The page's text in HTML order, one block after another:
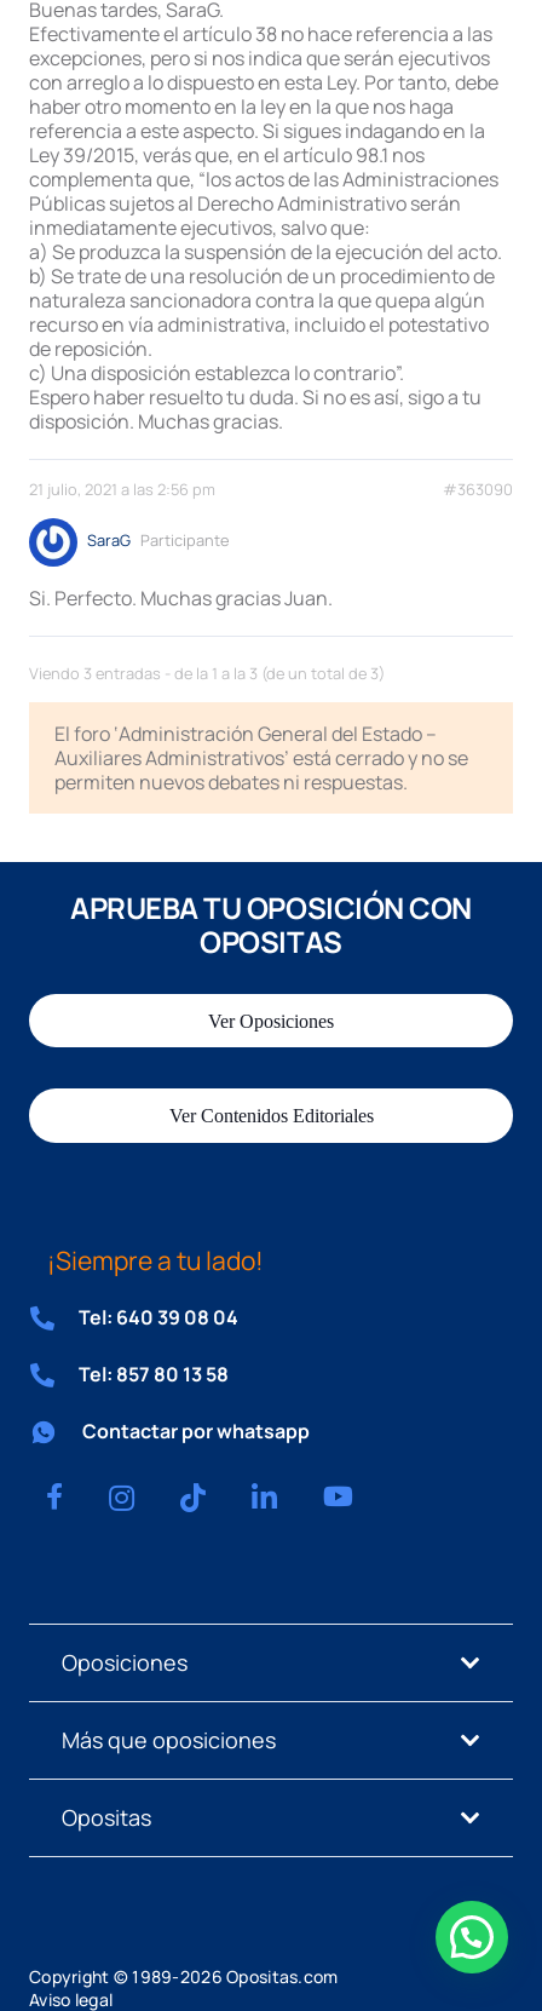
Buenas tardes, SaraG.
Efectivamente el artículo 38 no hace referencia a las
excepciones, pero si nos indica que serán ejecutivos
con arreglo a lo dispuesto en esta Ley. Por tanto, debe
haber otro momento en la ley en la que nos haga
referencia a este aspecto. Si sigues indagando en la
Ley 39/2015, verás que, en el artículo 98.1 nos
complementa que, “los actos de las Administraciones
Públicas sujetos al Derecho Administrativo serán
inmediatamente ejecutivos, salvo que:
a) Se produzca la suspensión de la ejecución del acto.
b) Se trate de una resolución de un procedimiento de
naturaleza sancionadora contra la que quepa algún
recurso en vía administrativa, incluido el potestativo
de reposición.
c) Una disposición establezca lo contrario”.
Espero haber resuelto tu duda. Si no es así, sigo a tu
disposición. Muchas gracias.
21 julio, 2021 a las 2:56 pm #363090
SaraG Participante
Si. Perfecto. Muchas gracias Juan.
Viendo 3 entradas - de la 1 a la 3 (de un total de 3)
El foro ‘Administración General del Estado –
Auxiliares Administrativos’ está cerrado y no se
permiten nuevos debates ni respuestas.
APRUEBA TU OPOSICIÓN CON
OPOSITAS
Ver Oposiciones
Ver Contenidos Editoriales
¡Siempre a tu lado!
Tel: 640 39 08 04
Tel: 857 80 13 58
Contactar por whatsapp
Oposiciones
Más que oposiciones
Opositas
Copyright © 1989-2026 Opositas.com
Aviso legal